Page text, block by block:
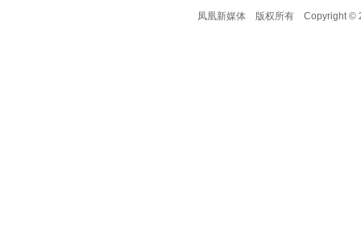
凤凰新媒体
版权所有 Copyright ©